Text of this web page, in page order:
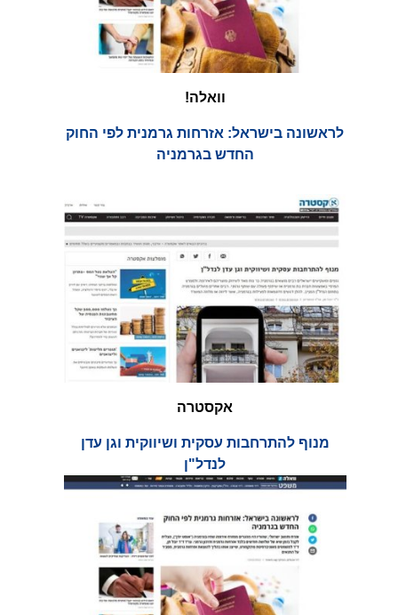
וואלה!
לראשונה בישראל: אזרחות גרמנית לפי החוק
החדש בגרמניה
אקסטרה
מנוף להתרחבות עסקית ושיווקית וגן עדן
לנדל"ן